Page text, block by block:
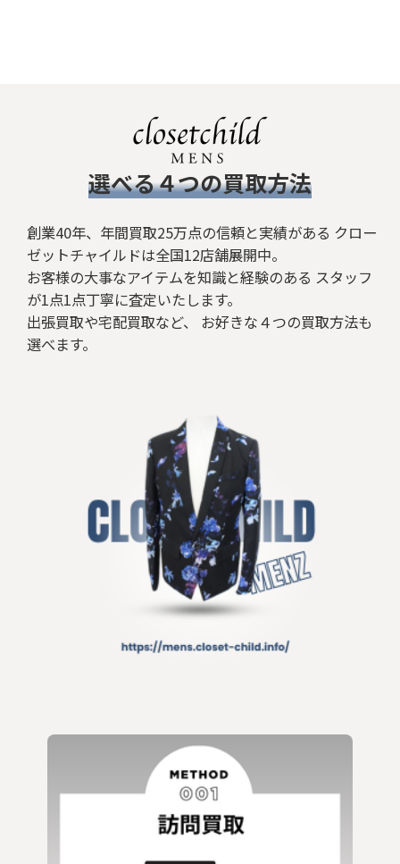
​選べる４つの買取方法
創業40年、年間買取25万点の信頼と実績がある クロー
ゼットチャイルドは全国12店舗展開中。
お客様の大事なアイテムを知識と経験のある スタッフ
が1点1点丁寧に査定いたします。
出張買取や宅配買取など、 お好きな４つの買取方法も
選べます。